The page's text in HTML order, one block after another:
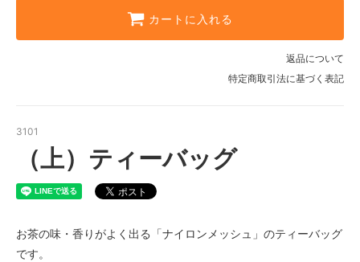
カートに入れる
返品について
特定商取引法に基づく表記
3101
（上）ティーバッグ
お茶の味・香りがよく出る「ナイロンメッシュ」のティーバッグ
です。